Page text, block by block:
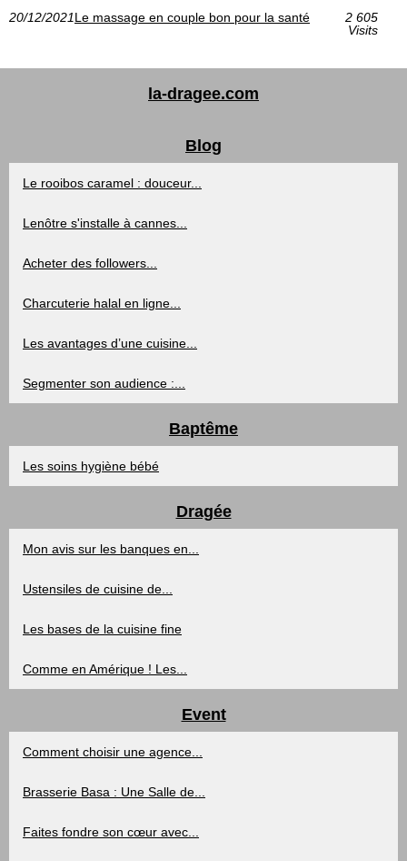
20/12/2021Le massage en couple bon pour la santé
2 605
Visits
la-dragee.com
Blog
Le rooibos caramel : douceur...
Lenôtre s'installe à cannes...
Acheter des followers...
Charcuterie halal en ligne...
Les avantages d’une cuisine...
Segmenter son audience :...
Baptême
Les soins hygiène bébé
Dragée
Mon avis sur les banques en...
Ustensiles de cuisine de...
Les bases de la cuisine fine
Comme en Amérique ! Les...
Event
Comment choisir une agence...
Brasserie Basa : Une Salle de...
Faites fondre son cœur avec...